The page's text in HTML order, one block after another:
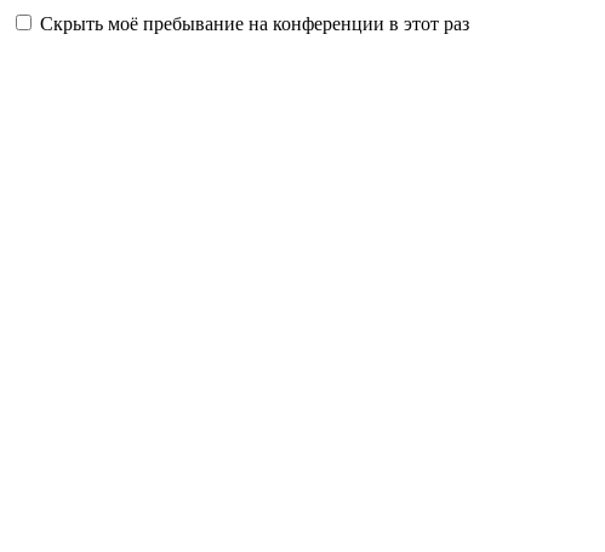
Скрыть моё пребывание на конференции в этот раз